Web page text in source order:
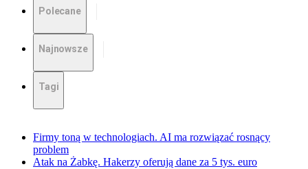
Polecane
Najnowsze
Tagi
Firmy toną w technologiach. AI ma rozwiązać rosnący
problem
Atak na Żabkę. Hakerzy oferują dane za 5 tys. euro